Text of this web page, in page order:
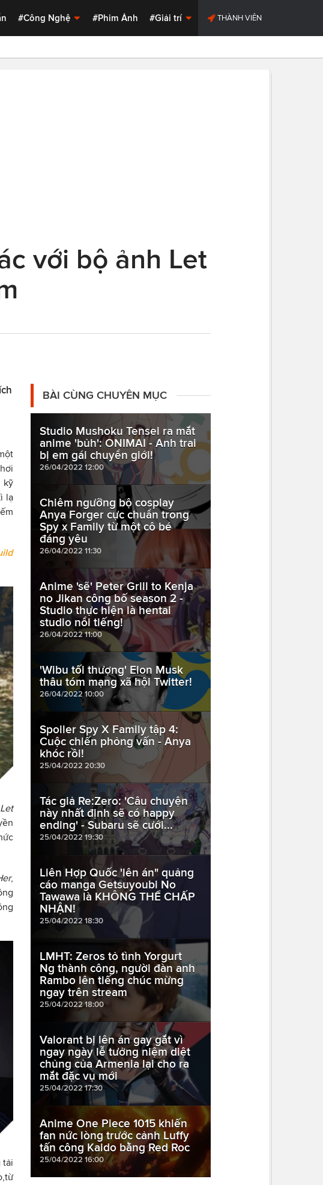
#Công Nghệ #Phim Ảnh #Giải trí THÀNH VIÊN
với bộ ảnh Let
kỹ
lạ
Let
,
tải
BÀI CÙNG CHUYÊN MỤC
Studio Mushoku Tensei ra mắt
anime 'bủh': ONIMAI - Anh trai
bị em gái chuyển giới!
26/04/2022 12:00
Chiêm ngưỡng bộ cosplay
Anya Forger cực chuẩn trong
Spy x Family từ một cô bé
đáng yêu
26/04/2022 11:30
Anime 'sẽ' Peter Grill to Kenja
no Jikan công bố season 2 -
Studio thực hiện là hentai
studio nổi tiếng!
26/04/2022 11:00
'Wibu tối thượng' Elon Musk
thâu tóm mạng xã hội Twitter!
26/04/2022 10:00
Spoiler Spy X Family tập 4:
Cuộc chiến phỏng vấn - Anya
khóc rồi!
25/04/2022 20:30
Tác giả Re:Zero: 'Câu chuyện
này nhất định sẽ có happy
ending' - Subaru sẽ cưới...
25/04/2022 19:30
Liên Hợp Quốc 'lên án" quảng
cáo manga Getsuyoubi No
Tawawa là KHÔNG THỂ CHẤP
NHẬN!
25/04/2022 18:30
LMHT: Zeros tỏ tình Yorgurt
Ng thành công, người đàn anh
Rambo lên tiếng chúc mừng
ngay trên stream
25/04/2022 18:00
Valorant bị lên án gay gắt vì
ngay ngày lễ tưởng niệm diệt
chủng của Armenia lại cho ra
mắt đặc vụ mới
25/04/2022 17:30
Anime One Piece 1015 khiến
fan nức lòng trước cảnh Luffy
tấn công Kaido bằng Red Roc
25/04/2022 16:00